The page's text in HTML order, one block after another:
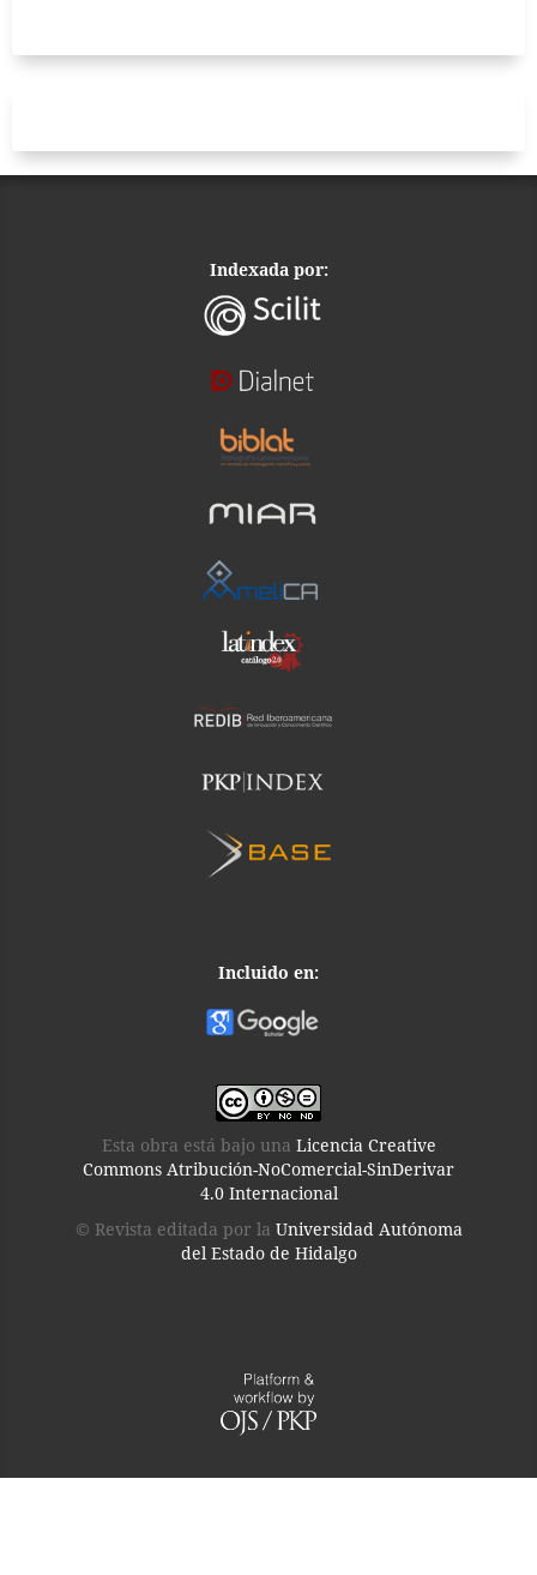
Indexada por:
Incluido en:
Esta obra está bajo una Licencia Creative
Commons Atribución-NoComercial-SinDerivar
4.0 Internacional
© Revista editada por la Universidad Autónoma
del Estado de Hidalgo